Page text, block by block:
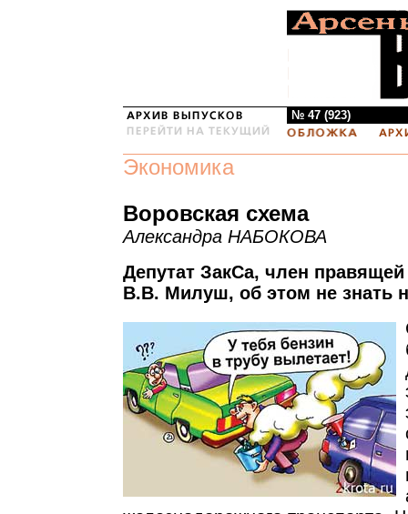
№ 47 (923)
Экономика
Воровская схема
Александра НАБОКОВА
Депутат ЗакСа, член правящей
В.В. Милуш, об этом не знать